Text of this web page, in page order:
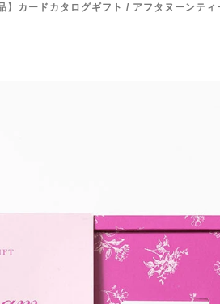
品】カードカタログギフト / アフタヌーンテ